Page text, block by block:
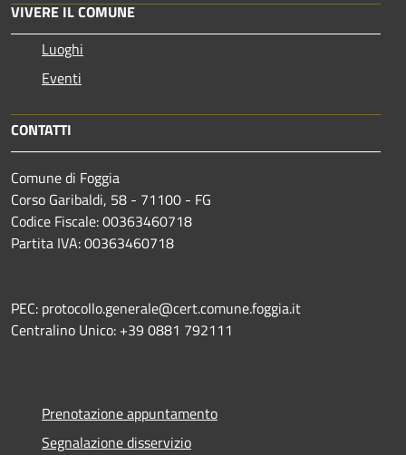
VIVERE IL COMUNE
Luoghi
Eventi
CONTATTI
Comune di Foggia
Corso Garibaldi, 58 - 71100 - FG
Codice Fiscale: 00363460718
Partita IVA: 00363460718
PEC: protocollo.generale@cert.comune.foggia.it
Centralino Unico: +39 0881 792111
Prenotazione appuntamento
Segnalazione disservizio